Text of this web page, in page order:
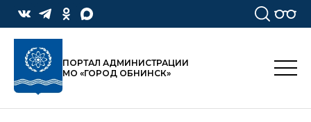
ПОРТАЛ АДМИНИСТРАЦИИ
МО «ГОРОД ОБНИНСК»